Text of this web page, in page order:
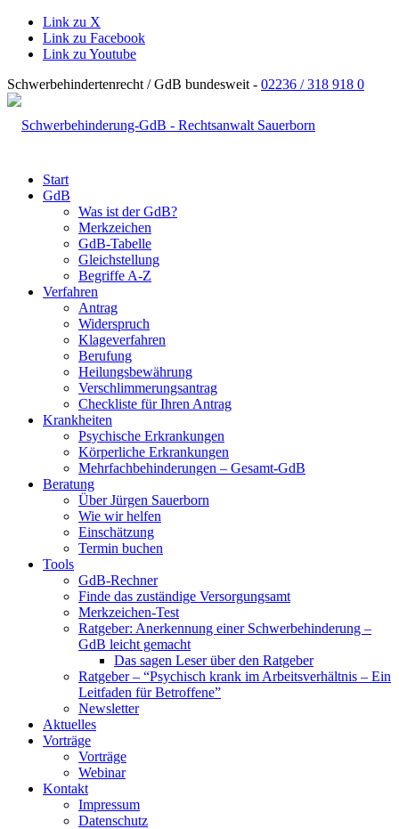
Link zu X
Link zu Facebook
Link zu Youtube
Schwerbehindertenrecht / GdB bundesweit - 02236 / 318 918 0
Start
GdB
Was ist der GdB?
Merkzeichen
GdB-Tabelle
Gleichstellung
Begriffe A-Z
Verfahren
Antrag
Widerspruch
Klageverfahren
Berufung
Heilungsbewährung
Verschlimmerungsantrag
Checkliste für Ihren Antrag
Krankheiten
Psychische Erkrankungen
Körperliche Erkrankungen
Mehrfachbehinderungen – Gesamt-GdB
Beratung
Über Jürgen Sauerborn
Wie wir helfen
Einschätzung
Termin buchen
Tools
GdB-Rechner
Finde das zuständige Versorgungsamt
Merkzeichen-Test
Ratgeber: Anerkennung einer Schwerbehinderung –
GdB leicht gemacht
Das sagen Leser über den Ratgeber
Ratgeber – “Psychisch krank im Arbeitsverhältnis – Ein
Leitfaden für Betroffene”
Newsletter
Aktuelles
Vorträge
Vorträge
Webinar
Kontakt
Impressum
Datenschutz